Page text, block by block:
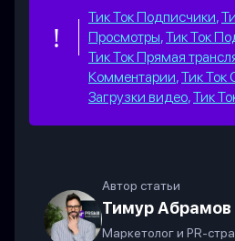
Тик Ток Подписчики,
Просмотры,Тик Ток
Тик Ток Прямая
Комментарии,Тик Ток
Загрузки видео,Тик
Автор статьи
Тимур Абрамов
Маркетолог и PR-